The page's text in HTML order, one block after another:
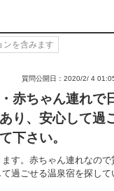
ンを含みます
質問公開日：2020/2/ 4
赤ちゃん連れで
り、安心して過
下さい。
ます。赤ちゃん連れなの
過ごせる温泉宿を探して